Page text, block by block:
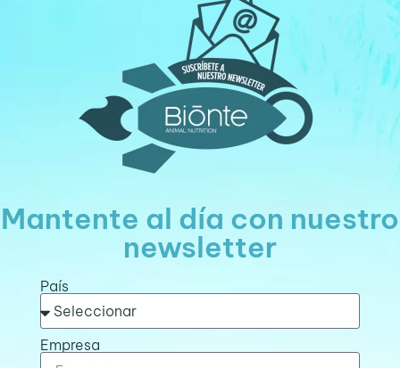
Mantente al día con nuestro
newsletter
País
Empresa